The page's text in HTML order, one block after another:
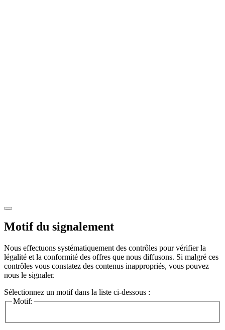
Motif du signalement
Nous effectuons systématiquement des contrôles pour vérifier la
légalité et la conformité des offres que nous diffusons. Si malgré ces
contrôles vous constatez des contenus inappropriés, vous pouvez
nous le signaler.
Sélectionnez un motif dans la liste ci-dessous :
Motif: